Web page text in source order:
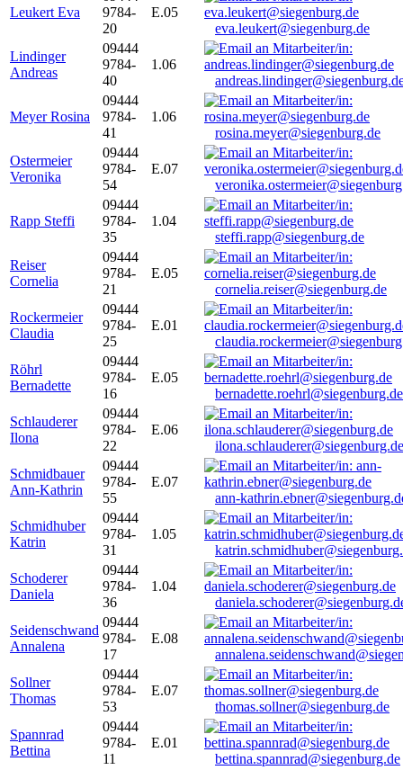
Leukert Eva
9784-
20
E.05
eva.leukert@siegenburg.de
Lindinger
Andreas
09444
9784-
40
1.06
Meyer Rosina
09444
9784-
41
1.06
rosina.meyer@siegenburg.de
Ostermeier
Veronika
09444
9784-
54
E.07
Rapp Steffi
09444
9784-
35
1.04
steffi.rapp@siegenburg.de
Reiser
Cornelia
09444
9784-
21
E.05
cornelia.reiser@siegenburg.de
Rockermeier
Claudia
09444
9784-
25
E.01
Röhrl
Bernadette
09444
9784-
16
E.05
bernadette.roehrl@siegenburg.de
Schlauderer
Ilona
09444
9784-
22
E.06
ilona.schlauderer@siegenburg.de
Schmidbauer
Ann-Kathrin
09444
9784-
55
E.07
ann-
Schmidhuber
Katrin
09444
9784-
31
1.05
Schoderer
Daniela
09444
9784-
36
1.04
Seidenschwand
Annalena
09444
9784-
17
E.08
Sollner
Thomas
09444
9784-
53
E.07
thomas.sollner@siegenburg.de
Spannrad
Bettina
09444
9784-
11
E.01
bettina.spannrad@siegenburg.de